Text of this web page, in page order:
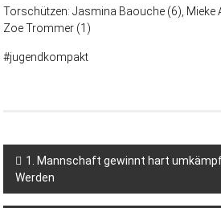
Torschützen: Jasmina Baouche (6), Mieke
Zoe Trommer (1)
#jugendkompakt
1. Mannschaft gewinnt hart
Werden